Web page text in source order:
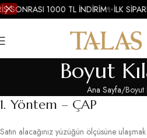
Boyut
Ana Sayfa Boyut
1. Yöntem – ÇAP
Satın alacağınız yüzüğün ölçüsüne
SONRASI 1000 TL İNDİRİM✨İLK